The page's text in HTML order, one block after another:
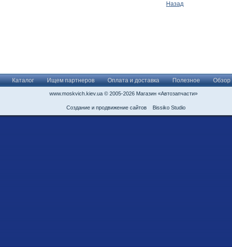
Назад
Каталог Ищем партнеров Оплата и доставка Полезное Обзор
www.moskvich.kiev.ua © 2005-2026 Магазин «Автозапчасти»
Создание и продвижение сайтов Bissiko Studio